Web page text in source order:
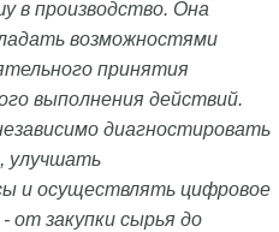
в производство. Она
возможностями
принятия
выполнения действий.
диагностировать
улучшать
и осуществлять цифровое
от закупки сырья до